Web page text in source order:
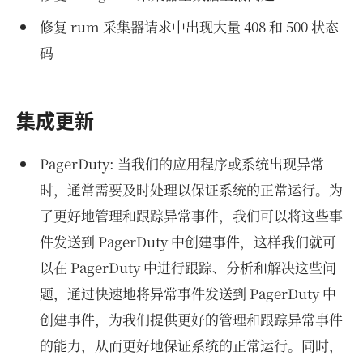
修复 rum 采集器请求中出现大量 408 和 500 状态
码
集成更新
PagerDuty: 当我们的应用程序或系统出现异常
时，通常需要及时处理以保证系统的正常运行。为
了更好地管理和跟踪异常事件，我们可以将这些事
件发送到 PagerDuty 中创建事件，这样我们就可
以在 PagerDuty 中进行跟踪、分析和解决这些问
题，通过快速地将异常事件发送到 PagerDuty 中
创建事件，为我们提供更好的管理和跟踪异常事件
的能力，从而更好地保证系统的正常运行。同时，